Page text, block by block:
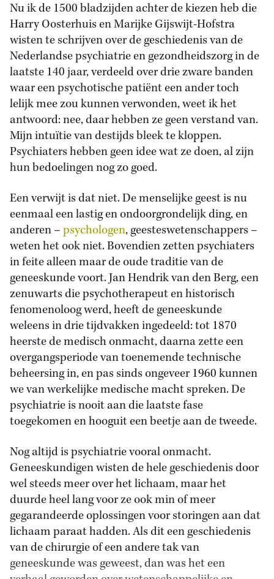
Nu ik de 1500 bladzijden achter de kiezen heb die
Harry Oosterhuis en Marijke Gijswijt-Hofstra
wisten te schrijven over de geschiedenis van de
Nederlandse psychiatrie en gezondheidszorg in de
laatste 140 jaar, verdeeld over drie zware banden
waar een psychotische patiënt een ander toch
lelijk mee zou kunnen verwonden, weet ik het
antwoord: nee, daar hebben ze geen verstand van.
Mijn intuïtie van destijds bleek te kloppen.
Psychiaters hebben geen idee wat ze doen, al zijn
hun bedoelingen nog zo goed.
Een verwijt is dat niet. De menselijke geest is nu
eenmaal een lastig en ondoorgrondelijk ding, en
anderen –psychologen, geesteswetenschappers –
weten het ook niet. Bovendien zetten psychiaters
in feite alleen maar de oude traditie van de
geneeskunde voort. Jan Hendrik van den Berg, een
zenuwarts die psychotherapeut en historisch
fenomenoloog werd, heeft de geneeskunde
weleens in drie tijdvakken ingedeeld: tot 1870
heerste de medisch onmacht, daarna zette een
overgangsperiode van toenemende technische
beheersing in, en pas sinds ongeveer 1960 kunnen
we van werkelijke medische macht spreken. De
psychiatrie is nooit aan die laatste fase
toegekomen en hooguit een beetje aan de tweede.
Nog altijd is psychiatrie vooral onmacht.
Geneeskundigen wisten de hele geschiedenis door
wel steeds meer over het lichaam, maar het
duurde heel lang voor ze ook min of meer
gegarandeerde oplossingen voor storingen aan dat
lichaam paraat hadden. Als dit een geschiedenis
van de chirurgie of een andere tak van
geneeskunde was geweest, dan was het een